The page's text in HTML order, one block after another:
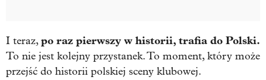
I teraz,po raz pierwszy w historii, trafia do Polski.
To nie jest kolejny przystanek. To moment, który może
przejść do historii polskiej sceny klubowej.